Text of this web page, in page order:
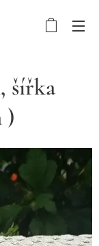
šířka
)